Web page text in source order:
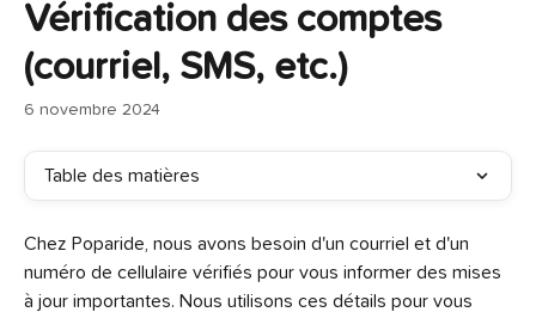
Vérification des comptes
(courriel, SMS, etc.)
6 novembre 2024
Table des matières
Chez Poparide, nous avons besoin d'un courriel et d'un
numéro de cellulaire vérifiés pour vous informer des mises
à jour importantes. Nous utilisons ces détails pour vous